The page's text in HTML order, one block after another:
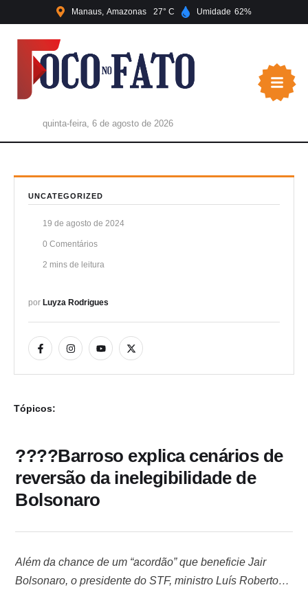
Manaus Amazonas 27 Umidade 62
quinta-feira, 6 de agosto de 2026
UNCATEGORIZED
19 de agosto de 2024
0 Comentários
2 mins de leitura
por Luyza Rodrigues
Tópicos:
????Barroso explica cenários de
reversão da inelegibilidade de
Bolsonaro
Além da chance de um “acordão” que beneficie Jair
Bolsonaro, o presidente do STF, ministro Luís Roberto